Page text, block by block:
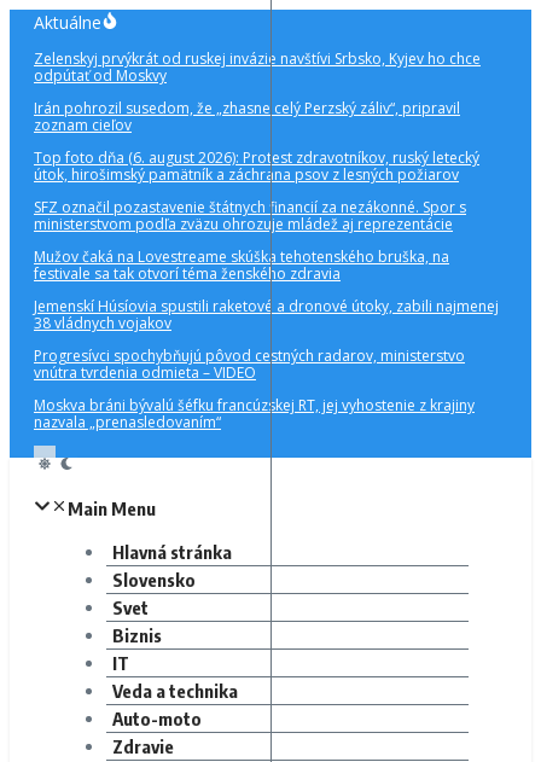
Preskočiť
obsah
Aktuálne
Zelenskyj prvýkrát od ruskej invázie navštívi Srbsko, Kyjev ho chce
odpútať od Moskvy
Irán pohrozil susedom, že „zhasne celý Perzský záliv“, pripravil
zoznam cieľov
Top foto dňa (6. august 2026): Protest zdravotníkov, ruský letecký
útok, hirošimský pamätník a záchrana psov z lesných požiarov
SFZ označil pozastavenie štátnych financií za nezákonné. Spor s
ministerstvom podľa zväzu ohrozuje mládež aj reprezentácie
Mužov čaká na Lovestreame skúška tehotenského bruška, na
festivale sa tak otvorí téma ženského zdravia
Jemenskí Húsíovia spustili raketové a dronové útoky, zabili najmenej
38 vládnych vojakov
Progresívci spochybňujú pôvod cestných radarov, ministerstvo
vnútra tvrdenia odmieta – VIDEO
Moskva bráni bývalú šéfku francúzskej RT, jej vyhostenie z krajiny
nazvala „prenasledovaním“
Main Menu
Hlavná stránka
Slovensko
Svet
Biznis
IT
Veda a technika
Auto-moto
Zdravie